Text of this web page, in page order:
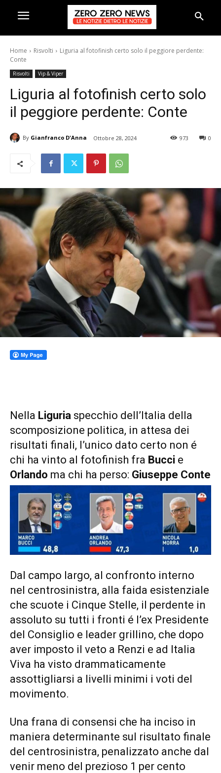
Home Risvolti
Liguria al fotofinish certo solo il peggiore perdente:
Conte
Risvolti Vip & Viper
Liguria al fotofinish certo solo
il peggiore perdente: Conte
By Gianfranco D'Anna Ottobre 28, 2024 0
973
Nella Liguria specchio dell’Italia della
scomposizione politica, in attesa dei
risultati finali, l’unico dato certo non é
chi ha vinto al fotofinish fra Bucci e
Orlando ma chi ha perso: Giuseppe Conte
Dal campo largo, al confronto interno
nel centrosinistra, alla faida esistenziale
che scuote i Cinque Stelle, il perdente in
assoluto su tutti i fronti é l’ex Presidente
del Consiglio e leader grillino, che dopo
aver imposto il veto a Renzi e ad Italia
Viva ha visto drammaticamente
assottigliarsi a livelli minimi i voti del
movimento.
Una frana di consensi che ha inciso in
maniera determinante sul risultato finale
del centrosinistra, penalizzato anche dal
venir meno del prezioso 1 per cento